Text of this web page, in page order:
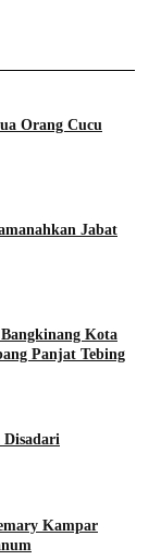
Orang Cucu
Jabat
Kota
Panjat Tebing
Disadari
Kampar